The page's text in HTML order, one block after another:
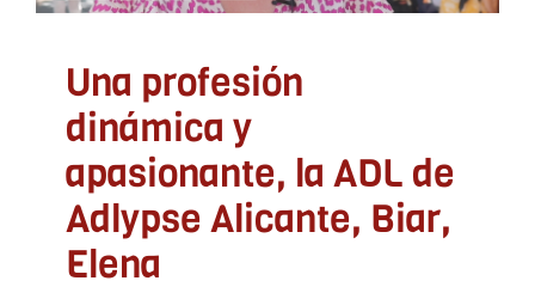
Turismo
Una profesión
dinámica y
apasionante, la ADL de
Adlypse Alicante, Biar,
Elena